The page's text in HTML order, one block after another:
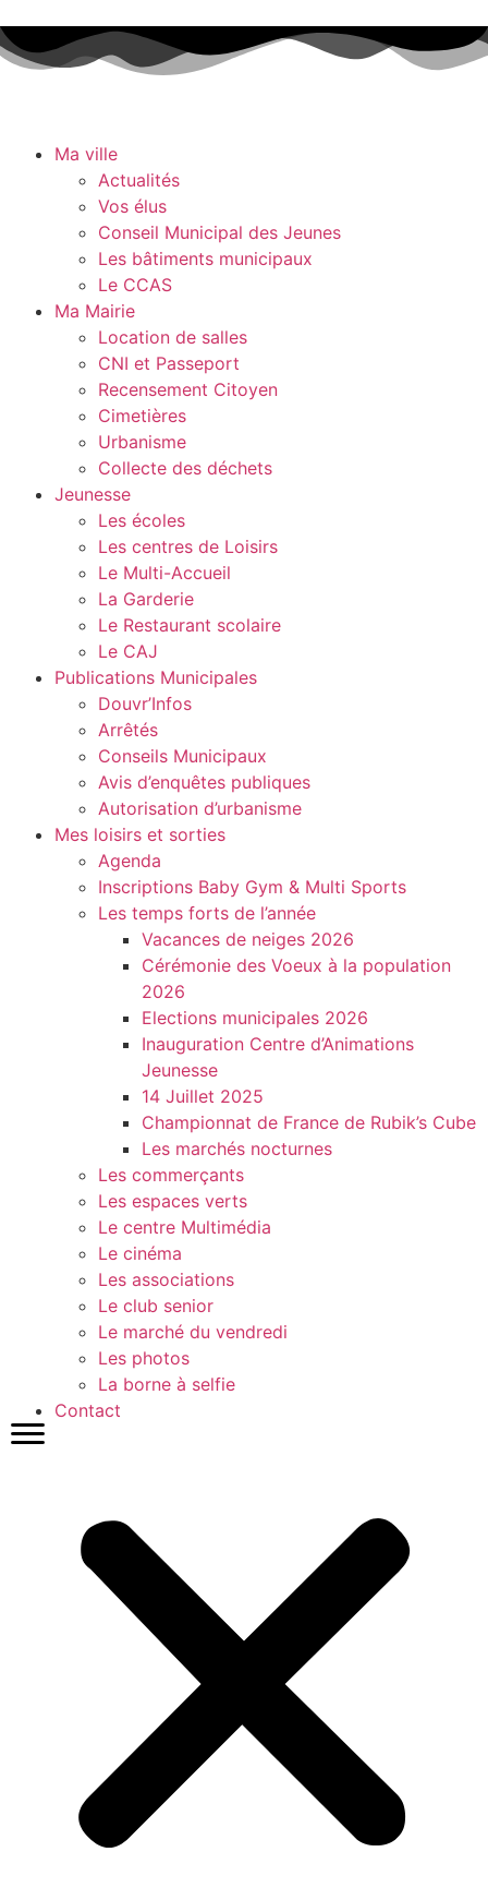
Ma ville
Actualités
Vos élus
Conseil Municipal des Jeunes
Les bâtiments municipaux
Le CCAS
Ma Mairie
Location de salles
CNI et Passeport
Recensement Citoyen
Cimetières
Urbanisme
Collecte des déchets
Jeunesse
Les écoles
Les centres de Loisirs
Le Multi-Accueil
La Garderie
Le Restaurant scolaire
Le CAJ
Publications Municipales
Douvr’Infos
Arrêtés
Conseils Municipaux
Avis d’enquêtes publiques
Autorisation d’urbanisme
Mes loisirs et sorties
Agenda
Inscriptions Baby Gym & Multi Sports
Les temps forts de l’année
Vacances de neiges 2026
Cérémonie des Voeux à la population
2026
Elections municipales 2026
Inauguration Centre d’Animations
Jeunesse
14 Juillet 2025
Championnat de France de Rubik’s Cube
Les marchés nocturnes
Les commerçants
Les espaces verts
Le centre Multimédia
Le cinéma
Les associations
Le club senior
Le marché du vendredi
Les photos
La borne à selfie
Contact